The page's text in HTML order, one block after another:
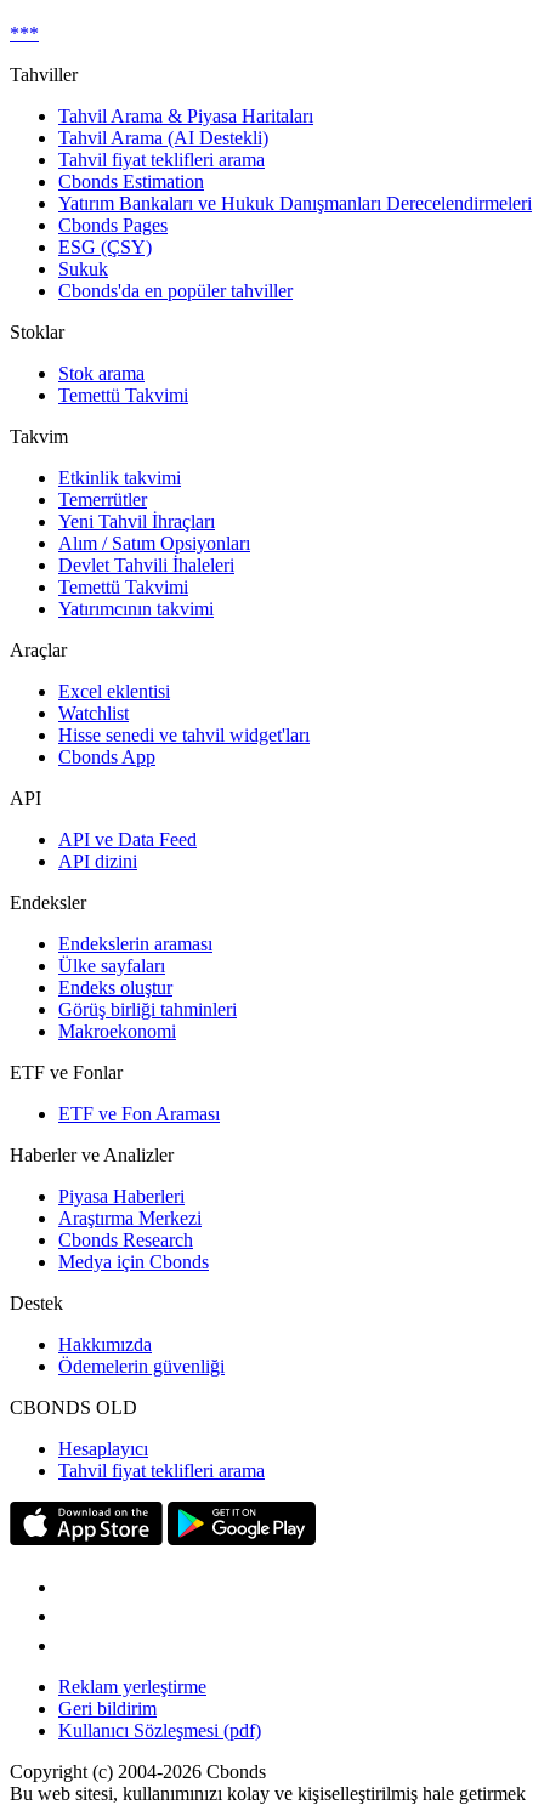
***
Tahviller
Tahvil Arama & Piyasa Haritaları
Tahvil Arama (AI Destekli)
Tahvil fiyat teklifleri arama
Cbonds Estimation
Yatırım Bankaları ve Hukuk Danışmanları Derecelendirmeleri
Cbonds Pages
ESG (ÇSY)
Sukuk
Cbonds'da en popüler tahviller
Stoklar
Stok arama
Temettü Takvimi
Takvim
Etkinlik takvimi
Temerrütler
Yeni Tahvil İhraçları
Alım / Satım Opsiyonları
Devlet Tahvili İhaleleri
Temettü Takvimi
Yatırımcının takvimi
Araçlar
Excel eklentisi
Watchlist
Hisse senedi ve tahvil widget'ları
Cbonds App
API
API ve Data Feed
API dizini
Endeksler
Endekslerin araması
Ülke sayfaları
Endeks oluştur
Görüş birliği tahminleri
Makroekonomi
ETF ve Fonlar
ETF ve Fon Araması
Haberler ve Analizler
Piyasa Haberleri
Araştırma Merkezi
Cbonds Research
Medya için Cbonds
Destek
Hakkımızda
Ödemelerin güvenliği
CBONDS OLD
Hesaplayıcı
Tahvil fiyat teklifleri arama
Reklam yerleştirme
Geri bildirim
Kullanıcı Sözleşmesi (pdf)
Copyright (c) 2004-2026 Cbonds
Bu web sitesi, kullanımınızı kolay ve kişiselleştirilmiş hale getirmek